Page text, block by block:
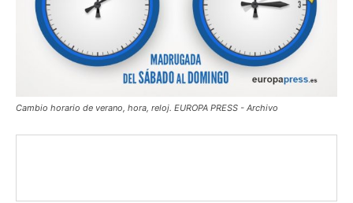
Cambio horario de verano, hora, reloj. EUROPA PRESS - Archivo